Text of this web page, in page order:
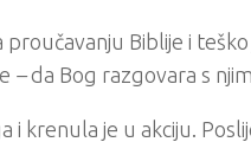
proučavanju Biblije i
–da Bog razgovara s
i krenula je u akciju.